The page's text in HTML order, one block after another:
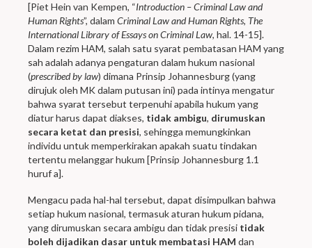
[Piet Hein van Kempen, “Introduction – Criminal Law and
Human Rights”, dalam Criminal Law and Human Rights, The
International Library of Essays on Criminal Law, hal. 14-15].
Dalam rezim HAM, salah satu syarat pembatasan HAM yang
sah adalah adanya pengaturan dalam hukum nasional
(prescribed by law) dimana Prinsip Johannesburg (yang
dirujuk oleh MK dalam putusan ini) pada intinya mengatur
bahwa syarat tersebut terpenuhi apabila hukum yang
diatur harus dapat diakses, tidak ambigu, dirumuskan
secara ketat dan presisi, sehingga memungkinkan
individu untuk memperkirakan apakah suatu tindakan
tertentu melanggar hukum [Prinsip Johannesburg 1.1
huruf a].
Mengacu pada hal-hal tersebut, dapat disimpulkan bahwa
setiap hukum nasional, termasuk aturan hukum pidana,
yang dirumuskan secara ambigu dan tidak presisi tidak
boleh dijadikan dasar untuk membatasi HAM dan